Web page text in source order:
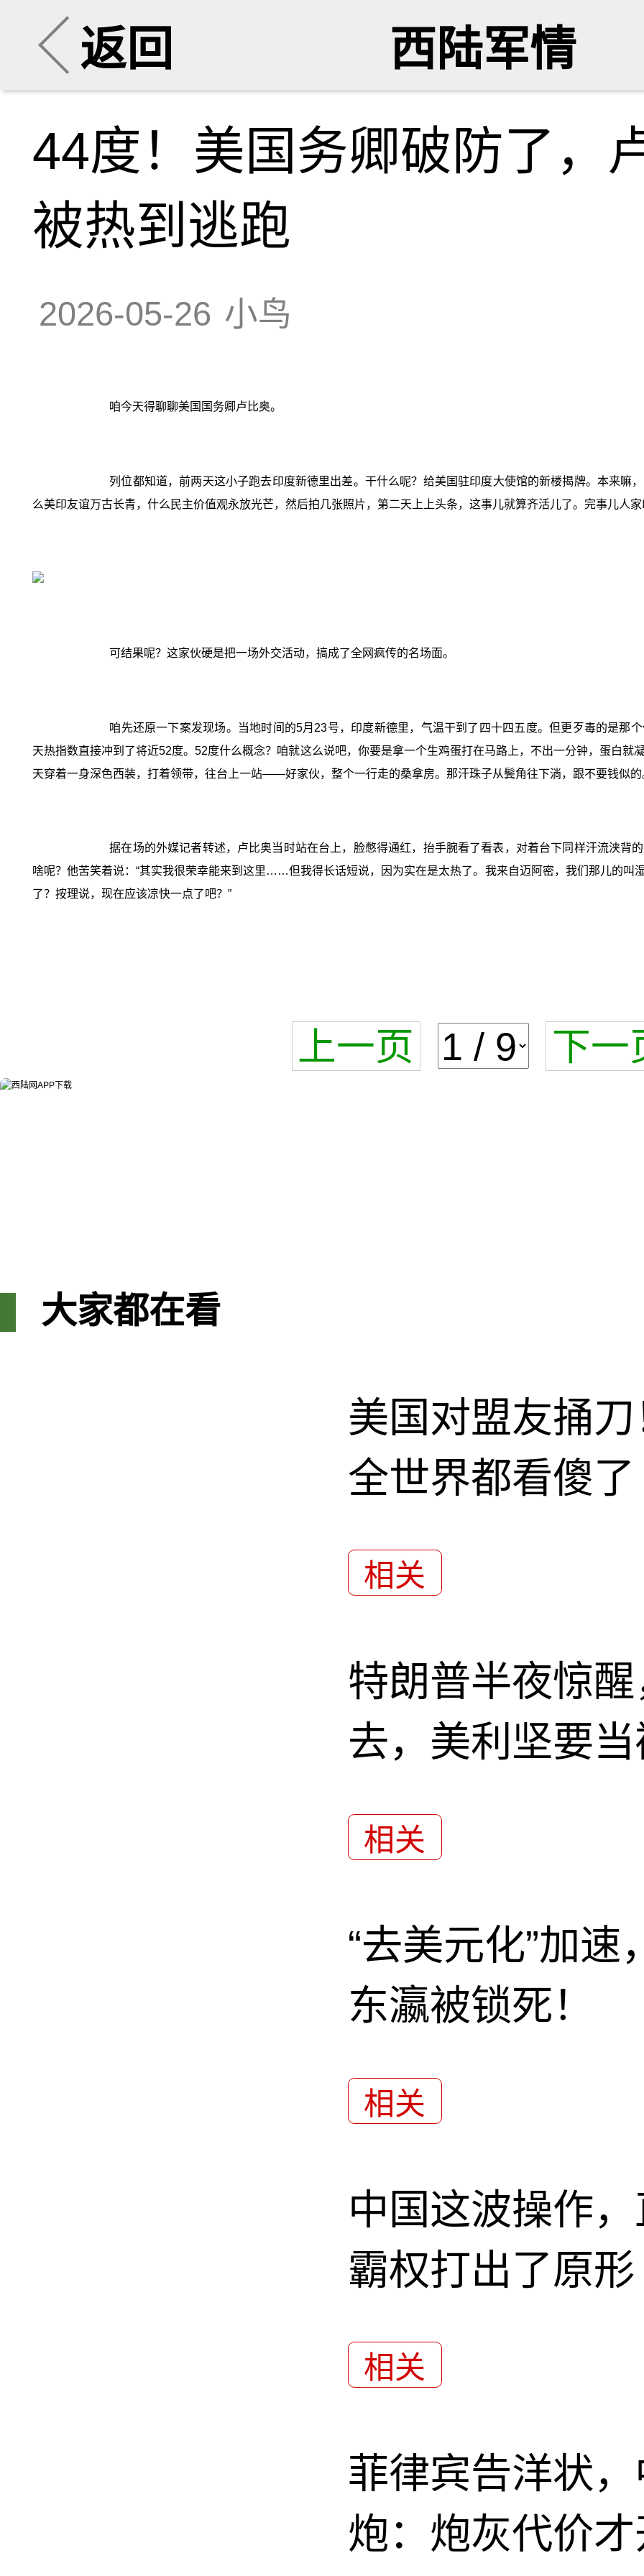
返回 西陆军情
44度！美国务卿破防了，
被热到逃跑
2026-05-26 小鸟
咱今天得聊聊美国国务卿卢比奥。
列位都知道，前两天这小子跑去印度新德里出差。干什么呢？给美国驻印度大使馆的新楼揭牌。本来
么美印友谊万古长青，什么民主价值观永放光芒，然后拍几张照片，第二天上上头条，这事儿就算齐活儿了。完事儿人
可结果呢？这家伙硬是把一场外交活动，搞成了全网疯传的名场面。
咱先还原一下案发现场。当地时间的5月23号，印度新德里，气温干到了四十四五度。但更歹毒的是
天热指数直接冲到了将近52度。52度什么概念？咱就这么说吧，你要是拿一个生鸡蛋打在马路上，不出一分钟，蛋白就
天穿着一身深色西装，打着领带，往台上一站——好家伙，整个一行走的桑拿房。那汗珠子从鬓角往下淌，跟不要钱似
据在场的外媒记者转述，卢比奥当时站在台上，脸憋得通红，抬手腕看了看表，对着台下同样汗流浃背
啥呢？他苦笑着说：“其实我很荣幸能来到这里……但我得长话短说，因为实在是太热了。我来自迈阿密，我们那儿的
了？按理说，现在应该凉快一点了吧？”
上一页 下一
大家都在看
美国对盟友捅
全世界都看傻了
相关
特朗普半夜惊
去，美利坚要
相关
“去美元化”加
东瀛被锁死！
相关
中国这波操作
霸权打出了原形
相关
菲律宾告洋状
炮：炮灰代价